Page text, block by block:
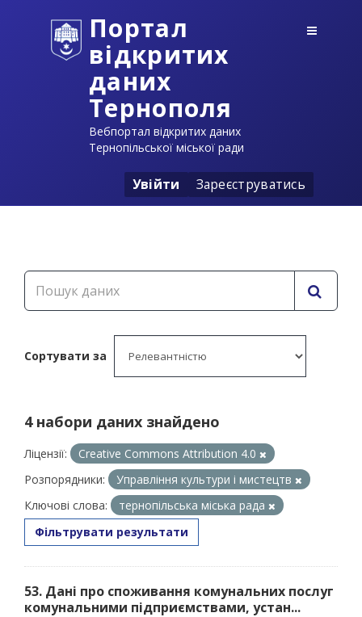
Портал
відкритих
даних
Тернополя
Вебпортал відкритих даних
Тернопільської міської ради
Увійти Зареєструватись
Сортувати за
4 набори даних знайдено
Ліцензії:
Creative Commons Attribution 4.0
Розпорядники:
Управління культури і мистецтв
Ключові слова:
тернопільська міська рада
Фільтрувати результати
53. Дані про споживання комунальних послуг
комунальними підприємствами, устан...